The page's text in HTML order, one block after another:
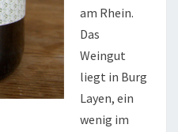
am Rhein.
Das
Weingut
liegt in Burg
Layen, ein
wenig im